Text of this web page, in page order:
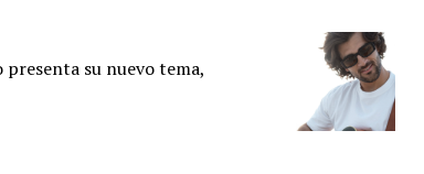
su nuevo tema,